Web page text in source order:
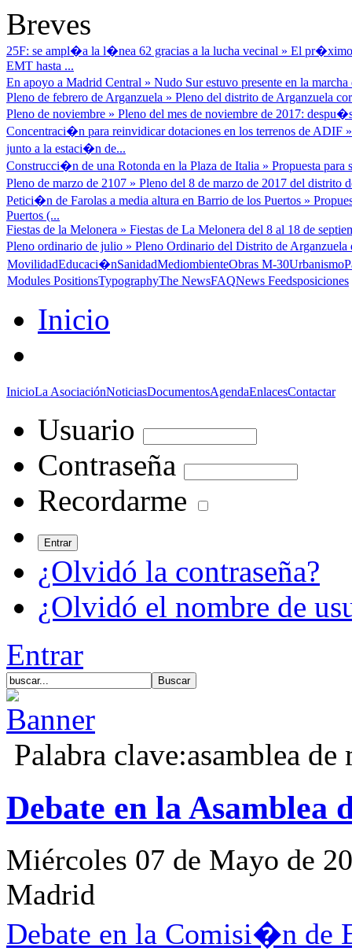
Breves
25F: se ampl�a la l�nea 62 gracias a la lucha vecinal » El pr�ximo
EMT hasta ...
En apoyo a Madrid Central » Nudo Sur estuvo presente en la
Pleno de febrero de Arganzuela » Pleno del distrito de Arganzuela
Pleno de noviembre » Pleno del mes de noviembre de 2017:
Concentraci�n para reinvidicar dotaciones en los terrenos de ADIF
junto a la estaci�n de...
Construcci�n de una Rotonda en la Plaza de Italia » Propuesta para
Pleno de marzo de 2107 » Pleno del 8 de marzo de 2017 del
Petici�n de Farolas a media altura en Barrio de los Puertos »
Puertos (...
Fiestas de la Melonera » Fiestas de La Melonera del 8 al 18 de
Pleno ordinario de julio » Pleno Ordinario del Distrito de
MovilidadEducaci�nSanidadMediombienteObras M-30Urbanismo
Modules PositionsTypographyThe NewsFAQNews Feedsposiciones
Inicio
InicioLa AsociaciónNoticiasDocumentosAgendaEnlacesContactar
Usuario
Contraseña
Recordarme
¿Olvidó la contraseña?
¿Olvidó el nombre de
Entrar
Palabra clave:asamblea de
Debate en la
Miércoles 07 de Mayo de
Madrid
Debate en la Comisi�n de